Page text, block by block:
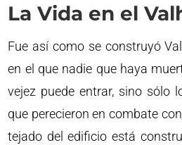
La Vida en el
Fue así como se construyó
en el que nadie que haya
vejez puede entrar, sino sólo
que perecieron en combate
tejado del edificio está